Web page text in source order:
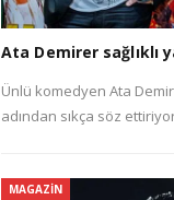
Ata Demirer sağlıklı
Ünlü komedyen Ata
adından sıkça söz
MAGAZIN